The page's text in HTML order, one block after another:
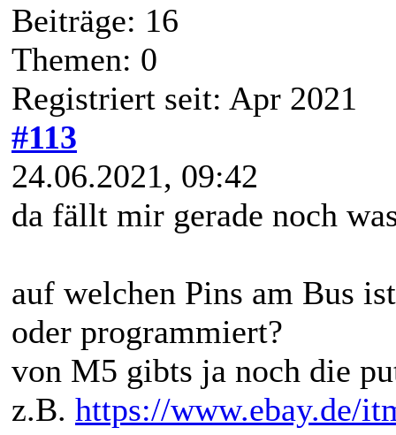
Beiträge: 16
Themen: 0
Registriert seit: Apr 2021
#113
24.06.2021, 09:42
da fällt mir gerade noch
auf welchen Pins am Bus
oder programmiert?
von M5 gibts ja noch die
z.B. https://www.ebay.de/